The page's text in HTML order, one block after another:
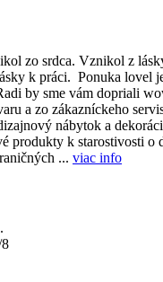
zo srdca. Vznikol z
k práci. Ponuka lovel
by sme vám dopriali
a zo zákazníckeho
nábytok a
produkty k starostivosti o
... viac info